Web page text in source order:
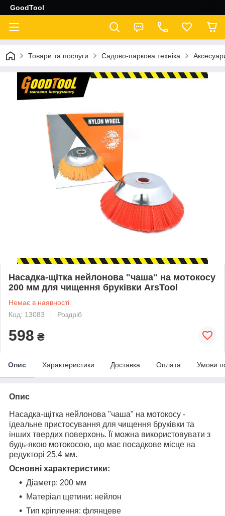
GoodTool
Товари та послуги Садово-паркова техніка
Насадка-щітка нейлонова "чаша" на мотокосу
200 мм для чищення бруківки ArsTool
Немає в наявності
Код: 13083
Роздріб
598 ₴
Опис Характеристики Доставка Оплата Умови
Опис
Насадка-щітка нейлонова "чаша" на мотокосу -
ідеальне пристосування для чищення бруківки та
інших твердих поверхонь. Її можна використовувати з
будь-якою мотокосою, що має посадкове місце на
редукторі 25,4 мм.
Основні характеристики:
Діаметр: 200 мм
Матеріал щетини: нейлон
Тип кріплення: флянцеве